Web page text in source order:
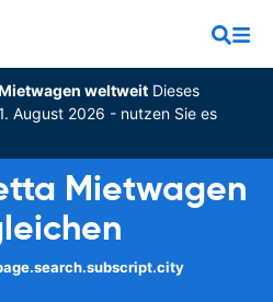
weltweitDieses
August 2026 - nutzen Sie es
Mietwagen